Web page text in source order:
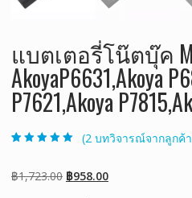
แบตเตอรี่โน๊ตบุ๊ค
AkoyaP6631,Akoya
P7621,Akoya
เต็มบนการให้
คะแนนของ
(2 บทวิจารณ์จากลูกค้
฿1,723.00 Original
฿958.00Current